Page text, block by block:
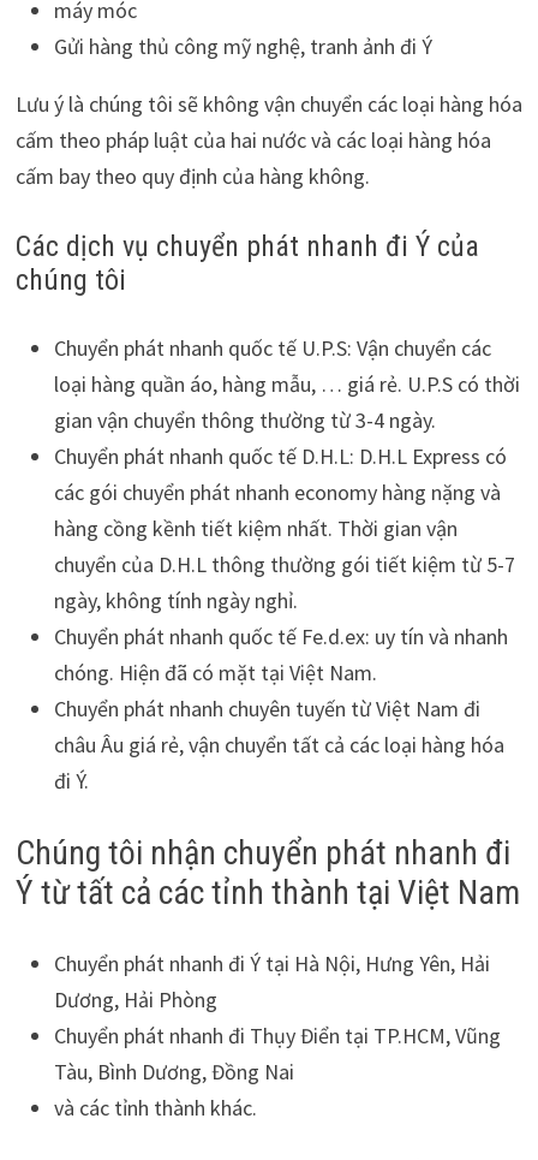
máy móc
Gửi hàng thủ công mỹ nghệ, tranh ảnh đi Ý
Lưu ý là chúng tôi sẽ không vận chuyển các loại hàng hóa
cấm theo pháp luật của hai nước và các loại hàng hóa
cấm bay theo quy định của hàng không.
Các dịch vụ chuyển phát nhanh đi Ý của
chúng tôi
Chuyển phát nhanh quốc tế U.P.S: Vận chuyển các
loại hàng quần áo, hàng mẫu, … giá rẻ. U.P.S có thời
gian vận chuyển thông thường từ 3-4 ngày.
Chuyển phát nhanh quốc tế D.H.L: D.H.L Express có
các gói chuyển phát nhanh economy hàng nặng và
hàng cồng kềnh tiết kiệm nhất. Thời gian vận
chuyển của D.H.L thông thường gói tiết kiệm từ 5-7
ngày, không tính ngày nghỉ.
Chuyển phát nhanh quốc tế Fe.d.ex: uy tín và nhanh
chóng. Hiện đã có mặt tại Việt Nam.
Chuyển phát nhanh chuyên tuyến từ Việt Nam đi
châu Âu giá rẻ, vận chuyển tất cả các loại hàng hóa
đi Ý.
Chúng tôi nhận chuyển phát nhanh đi
Ý từ tất cả các tỉnh thành tại Việt Nam
Chuyển phát nhanh đi Ý tại Hà Nội, Hưng Yên, Hải
Dương, Hải Phòng
Chuyển phát nhanh đi Thụy Điển tại TP.HCM, Vũng
Tàu, Bình Dương, Đồng Nai
và các tỉnh thành khác.